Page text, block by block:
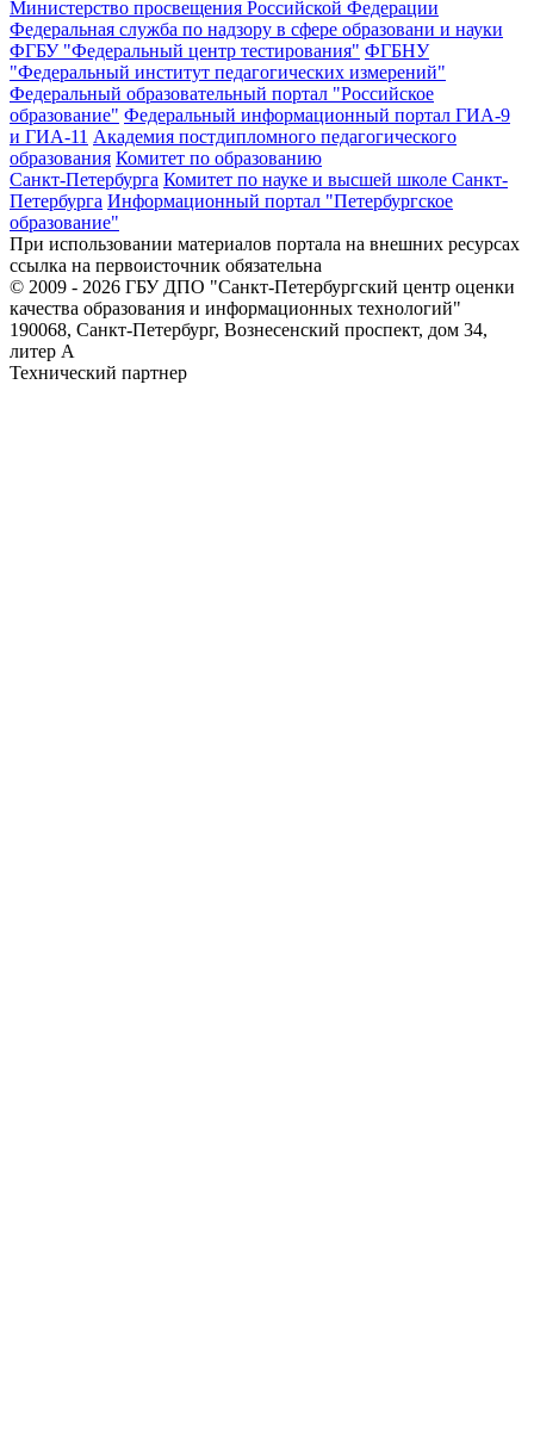
Министерство просвещения Российской Федерации
Федеральная служба по надзору в сфере образовани и науки
ФГБУ "Федеральный центр тестирования" ФГБНУ
"Федеральный институт педагогических измерений"
Федеральный образовательный портал "Российское
образование" Федеральный информационный портал ГИА-9
и ГИА-11 Академия постдипломного педагогического
образования Комитет по образованию
Санкт-Петербурга Комитет по науке и высшей школе Санкт-
Петербурга Информационный портал "Петербургское
образование"
При использовании материалов портала на внешних ресурсах
ссылка на первоисточник обязательна
© 2009 - 2026 ГБУ ДПО "Санкт-Петербургский центр оценки
качества образования и информационных технологий"
190068, Санкт-Петербург, Вознесенский проспект, дом 34,
литер А
Технический партнер